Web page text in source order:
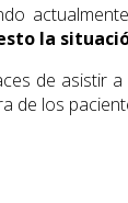
la
de asistir
de los